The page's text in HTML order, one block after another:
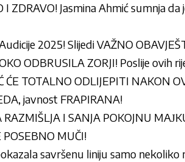
I ZDRAVO! Jasmina Ahmić sumnja
2025! Slijedi VAŽNO
ODBRUSILA ZORJI! Poslije ovih
ĆE TOTALNO ODLIJEPITI NAKON
javnost FRAPIRANA!
RAZMIŠLJA I SANJA POKOJNU
POSEBNO MUČI!
savršenu liniju samo nekoliko